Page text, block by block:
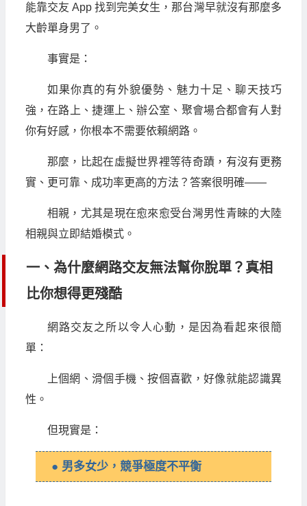
能靠交友 App 找到完美女生，那台灣早就沒有那麼多
大齡單身男了。
事實是：
如果你真的有外貌優勢、魅力十足、聊天技巧
強，在路上、捷運上、辦公室、聚會場合都會有人對
你有好感，你根本不需要依賴網路。
那麼，比起在虛擬世界裡等待奇蹟，有沒有更務
實、更可靠、成功率更高的方法？答案很明確——
相親，尤其是現在愈來愈受台灣男性青睞的大陸
相親與立即結婚模式。
一、為什麼網路交友無法幫你脫單？真相
比你想得更殘酷
網路交友之所以令人心動，是因為看起來很簡
單：
上個網、滑個手機、按個喜歡，好像就能認識異
性。
但現實是：
● 男多女少，競爭極度不平衡